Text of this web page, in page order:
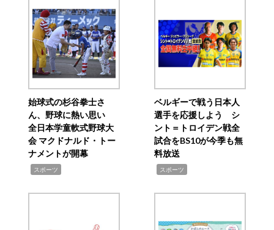
始球式の杉谷拳士さ
ん、野球に熱い思い
全日本学童軟式野球大
会 マクドナルド・トー
ナメントが開幕
スポーツ
ベルギーで戦う日本人
選手を応援しよう シ
ント＝トロイデン戦全
試合をBS10が今季も無
料放送
スポーツ